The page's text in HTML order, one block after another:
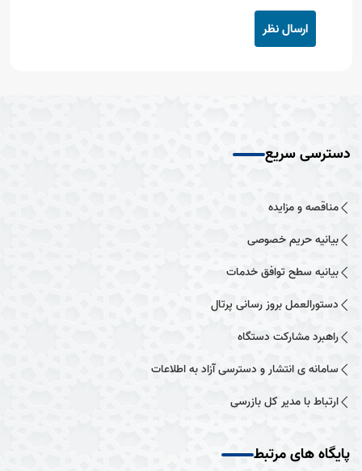
ارسال نظر
دسترسی سریع
مناقصه و مزایده
بیانیه حریم خصوصی
بیانیه سطح توافق خدمات
دستورالعمل بروز رسانی پرتال
راهبرد مشارکت دستگاه
سامانه ی انتشار و دسترسی آزاد به اطلاعات
ارتباط با مدیر کل بازرسی
پایگاه های مرتبط